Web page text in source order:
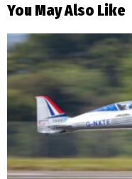
You May Also Like